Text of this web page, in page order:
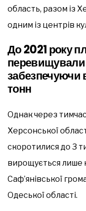
область, разом із
одним із центрів
До 2021 року
перевищували
забезпечуючи
тонн
Однак через
Херсонської
скоротилися до 3
вирощується лише
Саф’янівської
Одеської області.